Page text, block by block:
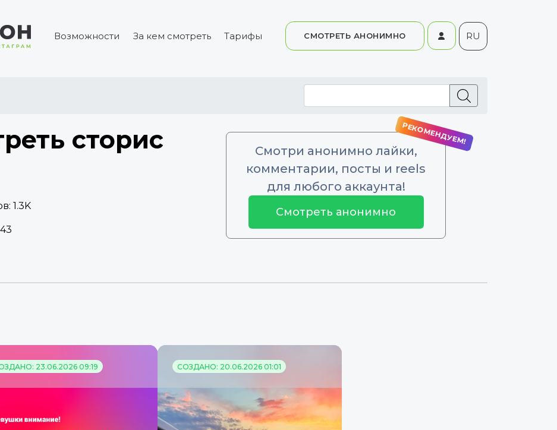
Возможности За кем смотреть Тарифы СМОТРЕТЬ АНОНИМНО RU
сторис
1.3K
Смотри анонимно лайки,
комментарии, посты и reels
для любого аккаунта!
Смотреть анонимно
23.06.2026 09:19 СОЗДАНО: 20.06.2026 01:01